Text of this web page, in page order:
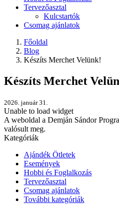
Tervezőasztal
Kulcstartók
Csomag ajánlatok
Főoldal
Blog
Készíts Merchet Velünk!
Készíts Merchet
2026. január 31.
Unable to load widget
A weboldal a Demján Sándor
valósult meg.
Kategóriák
Ajándék Ötletek
Események
Hobbi és Foglalkozás
Tervezőasztal
Csomag ajánlatok
További kategóriák